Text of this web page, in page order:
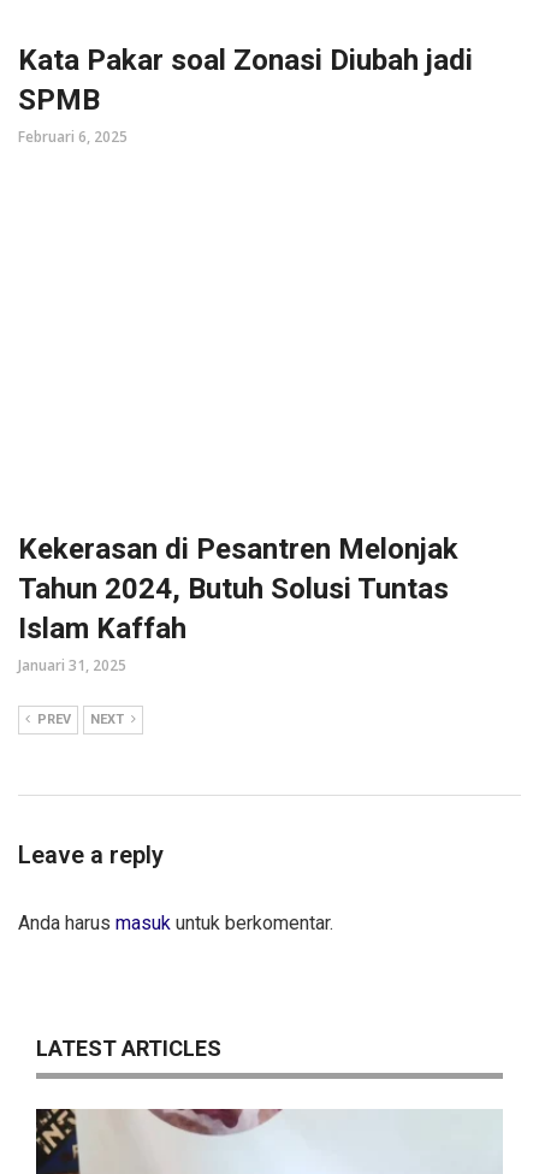
Kata Pakar soal Zonasi Diubah jadi
SPMB
Februari 6, 2025
Kekerasan di Pesantren Melonjak
Tahun 2024, Butuh Solusi Tuntas
Islam Kaffah
Januari 31, 2025
PREV NEXT
Leave a reply
Anda harus masuk untuk berkomentar.
LATEST ARTICLES